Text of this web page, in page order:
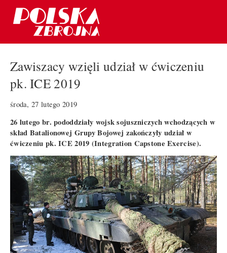
Zawiszacy wzięli udział w ćwiczeniu
pk. ICE 2019
środa, 27 lutego 2019
26 lutego br. pododdziały wojsk sojuszniczych wchodzących w
skład Batalionowej Grupy Bojowej zakończyły udział w
ćwiczeniu pk. ICE 2019 (Integration Capstone Exercise).